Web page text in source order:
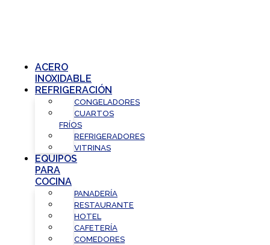
ACERO
INOXIDABLE
REFRIGERACIÓN
CONGELADORES
CUARTOS
FRÍOS
REFRIGERADORES
VITRINAS
EQUIPOS
PARA
COCINA
PANADERÍA
RESTAURANTE
HOTEL
CAFETERÍA
COMEDORES